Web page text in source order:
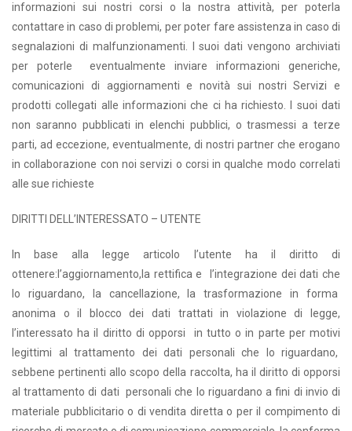
informazioni sui nostri corsi o la nostra attività, per poterla
contattare in caso di problemi, per poter fare assistenza in caso di
segnalazioni di malfunzionamenti. I suoi dati vengono archiviati
per poterle eventualmente inviare informazioni generiche,
comunicazioni di aggiornamenti e novità sui nostri Servizi e
prodotti collegati alle informazioni che ci ha richiesto. I suoi dati
non saranno pubblicati in elenchi pubblici, o trasmessi a terze
parti, ad eccezione, eventualmente, di nostri partner che erogano
in collaborazione con noi servizi o corsi in qualche modo correlati
alle sue richieste
DIRITTI DELL’INTERESSATO – UTENTE
In base alla legge articolo l’utente ha il diritto di
ottenere:l’aggiornamento,la rettifica e l’integrazione dei dati che
lo riguardano, la cancellazione, la trasformazione in forma
anonima o il blocco dei dati trattati in violazione di legge,
l’interessato ha il diritto di opporsi in tutto o in parte per motivi
legittimi al trattamento dei dati personali che lo riguardano,
sebbene pertinenti allo scopo della raccolta, ha il diritto di opporsi
al trattamento di dati personali che lo riguardano a fini di invio di
materiale pubblicitario o di vendita diretta o per il compimento di